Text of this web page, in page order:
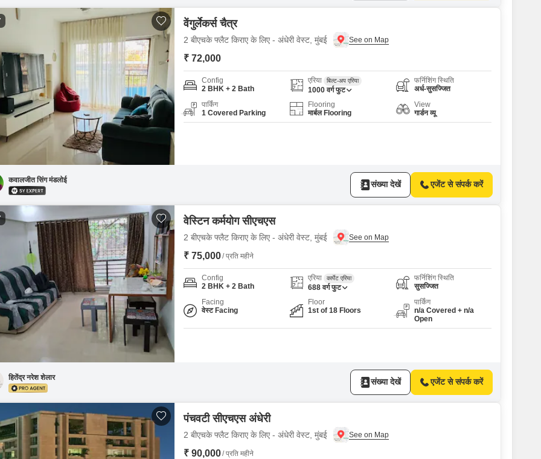
वेंगुर्लेकर्स चैत्र
2 बीएचके फ्लैट किराए के लिए - अंधेरी वेस्ट, मुंबई
₹ 72,000
Config
2 BHK + 2 Bath
एरिया बिल्ट-अप एरिया
1000 वर्ग फुट
फर्निशिंग स्थिति
अर्ध-सुसज्जित
पार्किंग
1 Covered Parking
Flooring
मार्बल Flooring
View
गार्डन व्यू
कवालजीत सिंग मंडलोई संख्या देखें एजेंट से संपर्क करें
वेस्टिन कर्मयोग सीएचएस
2 बीएचके फ्लैट किराए के लिए - अंधेरी वेस्ट, मुंबई
₹ 75,000/ प्रति महीने
Config
2 BHK + 2 Bath
एरिया कार्पेट एरिया
688 वर्ग फुट
फर्निशिंग स्थिति
सुसज्जित
Facing
वेस्ट Facing
Floor
1st of 18 Floors
पार्किंग
n/a Covered + n/a
Open
हितेंद्र नरेश शेलार संख्या देखें एजेंट से संपर्क करें
पंचवटी सीएचएस अंधेरी
2 बीएचके फ्लैट किराए के लिए - अंधेरी वेस्ट, मुंबई
₹ 90,000/ प्रति महीने